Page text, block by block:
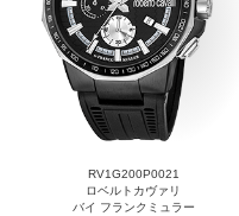
RV1G200P0021
ロベルトカヴァリ
バイ フランクミュラー